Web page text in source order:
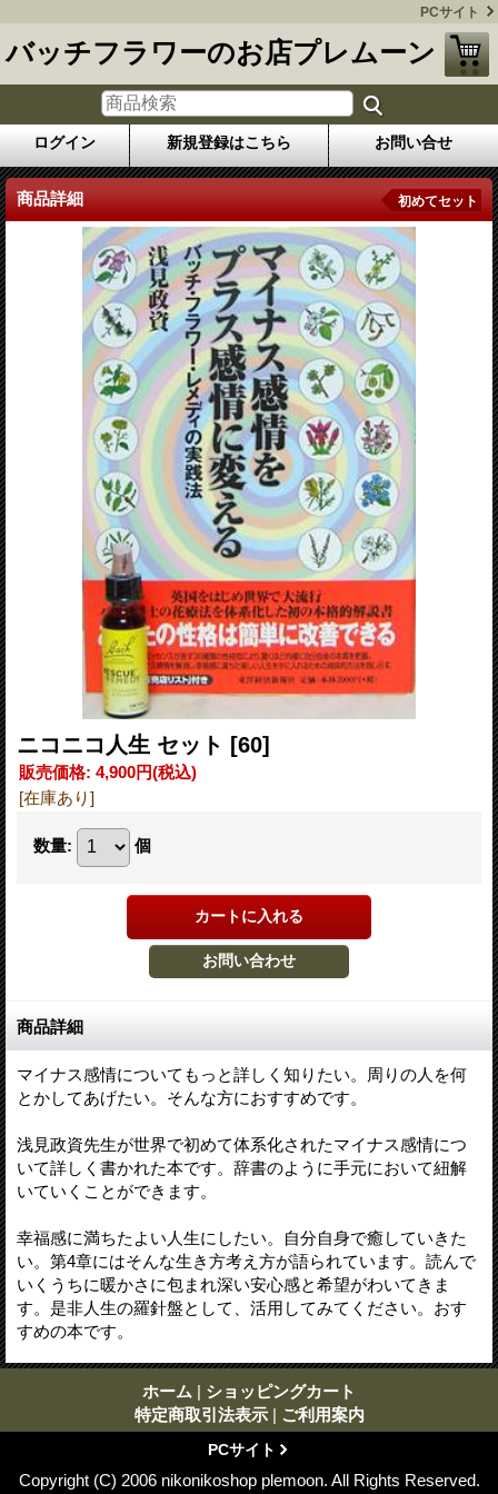
PCサイト
バッチフラワーのお店プレムーン
ログイン 新規登録はこちら お問い合せ
商品詳細 初めてセット
ニコニコ人生 セット [60]
販売価格: 4,900円(税込)
[在庫あり]
数量: 個
商品詳細
マイナス感情についてもっと詳しく知りたい。周りの人を何
とかしてあげたい。そんな方におすすめです。
浅見政資先生が世界で初めて体系化されたマイナス感情につ
いて詳しく書かれた本です。辞書のように手元において紐解
いていくことができます。
幸福感に満ちたよい人生にしたい。自分自身で癒していきた
い。第4章にはそんな生き方考え方が語られています。読んで
いくうちに暖かさに包まれ深い安心感と希望がわいてきま
す。是非人生の羅針盤として、活用してみてください。おす
すめの本です。
ホーム | ショッピングカート
特定商取引法表示 | ご利用案内
PCサイト
Copyright (C) 2006 nikonikoshop plemoon. All Rights Reserved.